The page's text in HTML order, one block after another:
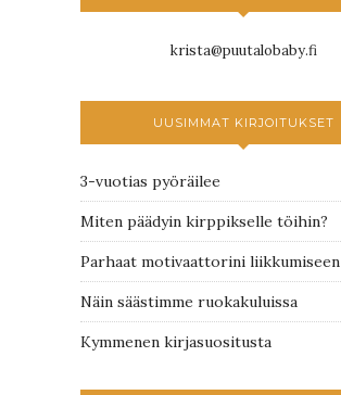
krista@puutalobaby.fi
UUSIMMAT KIRJOITUKSET
3-vuotias pyöräilee
Miten päädyin kirppikselle töihin?
Parhaat motivaattorini liikkumiseen
Näin säästimme ruokakuluissa
Kymmenen kirjasuositusta